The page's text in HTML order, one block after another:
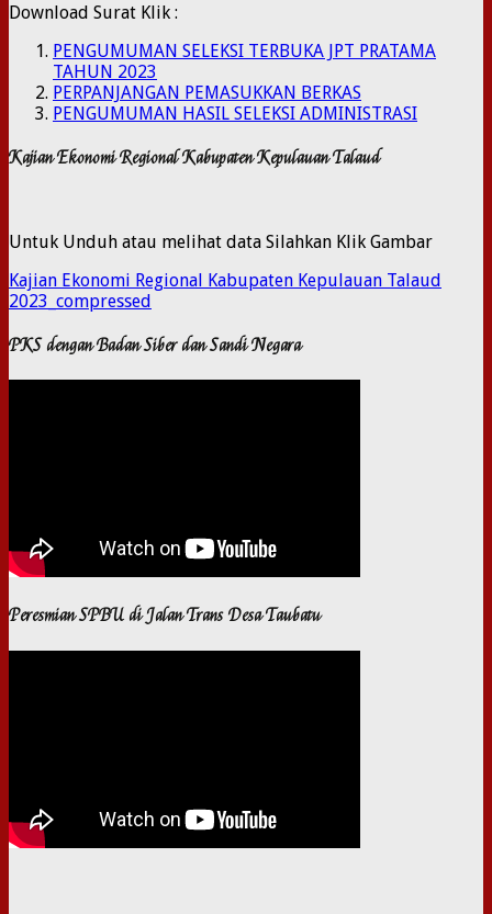
Download Surat Klik :
PENGUMUMAN SELEKSI TERBUKA JPT PRATAMA
TAHUN 2023
PERPANJANGAN PEMASUKKAN BERKAS
PENGUMUMAN HASIL SELEKSI ADMINISTRASI
Kajian Ekonomi Regional Kabupaten Kepulauan Talaud
Untuk Unduh atau melihat data Silahkan Klik Gambar
Kajian Ekonomi Regional Kabupaten Kepulauan Talaud
2023_compressed
PKS dengan Badan Siber dan Sandi Negara
Peresmian SPBU di Jalan Trans Desa Taubatu